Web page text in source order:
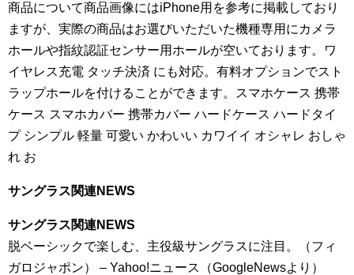
商品について商品画像にはiPhone用を参考に掲載しており
ますが、実際の商品はお選びいただいた機種専用にカメラ
ホールや指紋認証センサー用ホールが空いております。ワ
イヤレス充電 タッチ決済 にも対応。有料オプションでスト
ラップホールを付けることができます。スマホケース 携帯
ケース スマホカバー 携帯カバー ハードケース ハードタイ
プ シンプル 軽量 可愛い かわいい カワイイ オシャレ おしゃ
れ お
サングラス関連NEWS
サングラス関連NEWS
脱ベーシックで楽しむ、主役級サングラスに注目。（フィ
ガロジャポン） – Yahoo!ニュース（GoogleNewsより）